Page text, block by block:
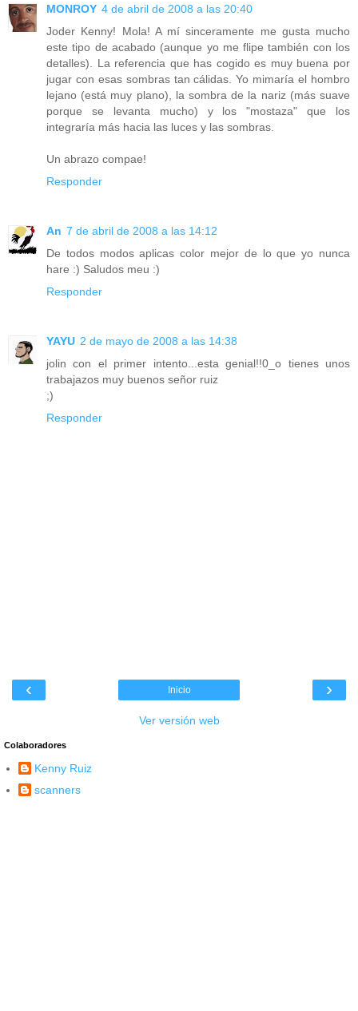
MONROY 4 de abril de 2008 a las 20:40
Joder Kenny! Mola! A mí sinceramente me gusta mucho
este tipo de acabado (aunque yo me flipe también con los
detalles). La referencia que has cogido es muy buena por
jugar con esas sombras tan cálidas. Yo mimaría el hombro
lejano (está muy plano), la sombra de la nariz (más suave
porque se levanta mucho) y los "mostaza" que los
integraría más hacia las luces y las sombras.
Un abrazo compae!
Responder
An 7 de abril de 2008 a las 14:12
De todos modos aplicas color mejor de lo que yo nunca
hare :) Saludos meu :)
Responder
YAYU 2 de mayo de 2008 a las 14:38
jolin con el primer intento...esta genial!!0_o tienes unos
trabajazos muy buenos señor ruiz
;)
Responder
‹ ›
Inicio
Ver versión web
Colaboradores
Kenny Ruiz
scanners